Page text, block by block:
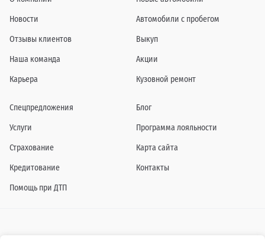
Новости
Отзывы клиентов
Наша команда
Карьера
Автомобили с пробегом
Выкуп
Акции
Кузовной ремонт
Спецпредложения
Услуги
Страхование
Кредитование
Помощь при ДТП
Блог
Программа лояльности
Карта сайта
Контакты